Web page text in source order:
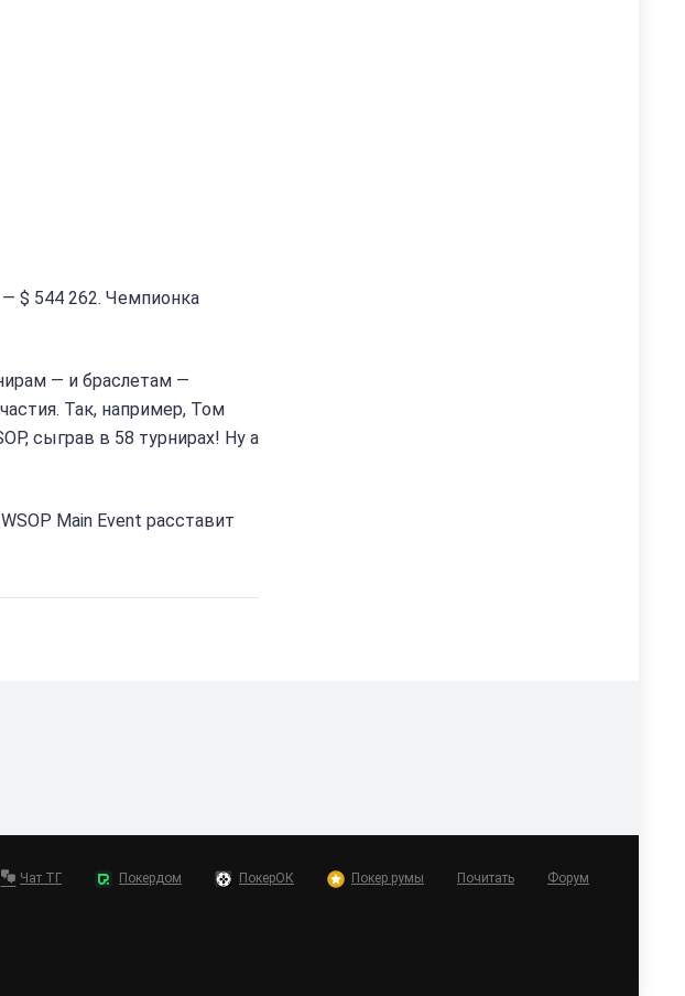
$ 544 262. Чемпионка
— и браслетам —
Так, например, Том
сыграв в 58 турнирах! Ну а
Main Event расставит
Чат ТГ Покердом ПокерОК Покер румы Почитать Форум